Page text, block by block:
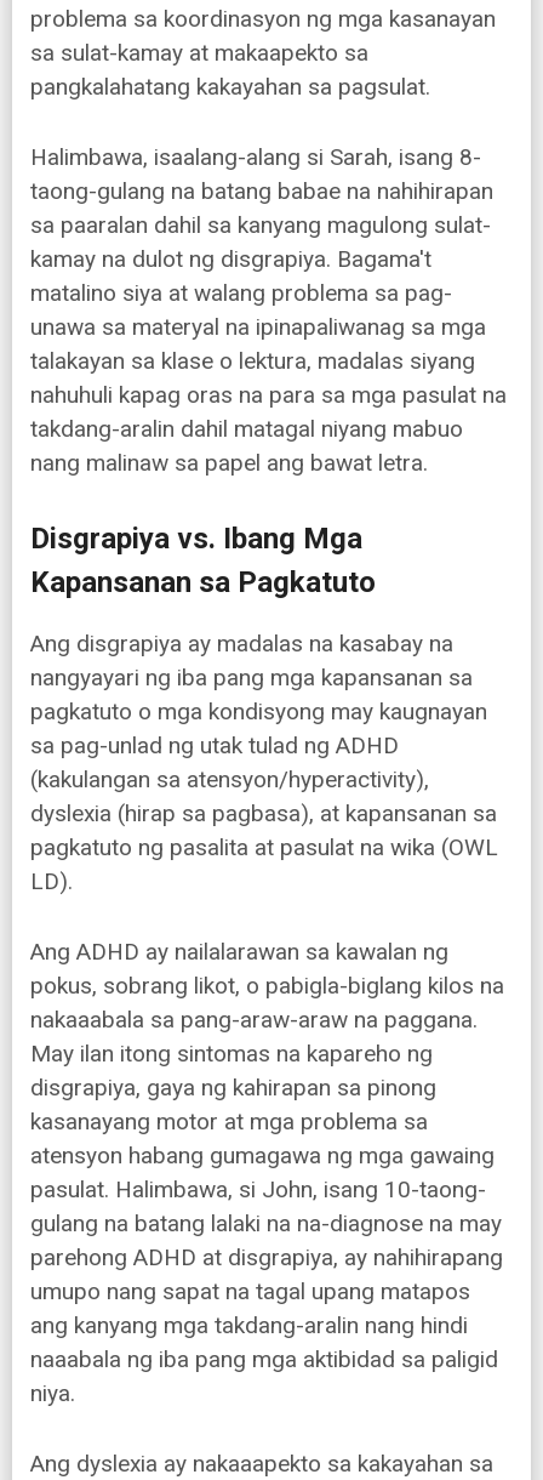
problema sa koordinasyon ng mga kasanayan
sa sulat-kamay at makaapekto sa
pangkalahatang kakayahan sa pagsulat.
Halimbawa, isaalang-alang si Sarah, isang 8-
taong-gulang na batang babae na nahihirapan
sa paaralan dahil sa kanyang magulong sulat-
kamay na dulot ng disgrapiya. Bagama't
matalino siya at walang problema sa pag-
unawa sa materyal na ipinapaliwanag sa mga
talakayan sa klase o lektura, madalas siyang
nahuhuli kapag oras na para sa mga pasulat na
takdang-aralin dahil matagal niyang mabuo
nang malinaw sa papel ang bawat letra.
Disgrapiya vs. Ibang Mga
Kapansanan sa Pagkatuto
Ang disgrapiya ay madalas na kasabay na
nangyayari ng iba pang mga kapansanan sa
pagkatuto o mga kondisyong may kaugnayan
sa pag-unlad ng utak tulad ng ADHD
(kakulangan sa atensyon/hyperactivity),
dyslexia (hirap sa pagbasa), at kapansanan sa
pagkatuto ng pasalita at pasulat na wika (OWL
LD).
Ang ADHD ay nailalarawan sa kawalan ng
pokus, sobrang likot, o pabigla-biglang kilos na
nakaaabala sa pang-araw-araw na paggana.
May ilan itong sintomas na kapareho ng
disgrapiya, gaya ng kahirapan sa pinong
kasanayang motor at mga problema sa
atensyon habang gumagawa ng mga gawaing
pasulat. Halimbawa, si John, isang 10-taong-
gulang na batang lalaki na na-diagnose na may
parehong ADHD at disgrapiya, ay nahihirapang
umupo nang sapat na tagal upang matapos
ang kanyang mga takdang-aralin nang hindi
naaabala ng iba pang mga aktibidad sa paligid
niya.
Ang dyslexia ay nakaaapekto sa kakayahan sa